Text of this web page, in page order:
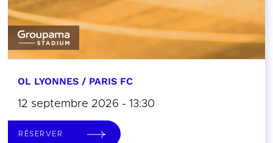
OL LYONNES / PARIS FC
12 septembre 2026 - 13:30
RÉSERVER